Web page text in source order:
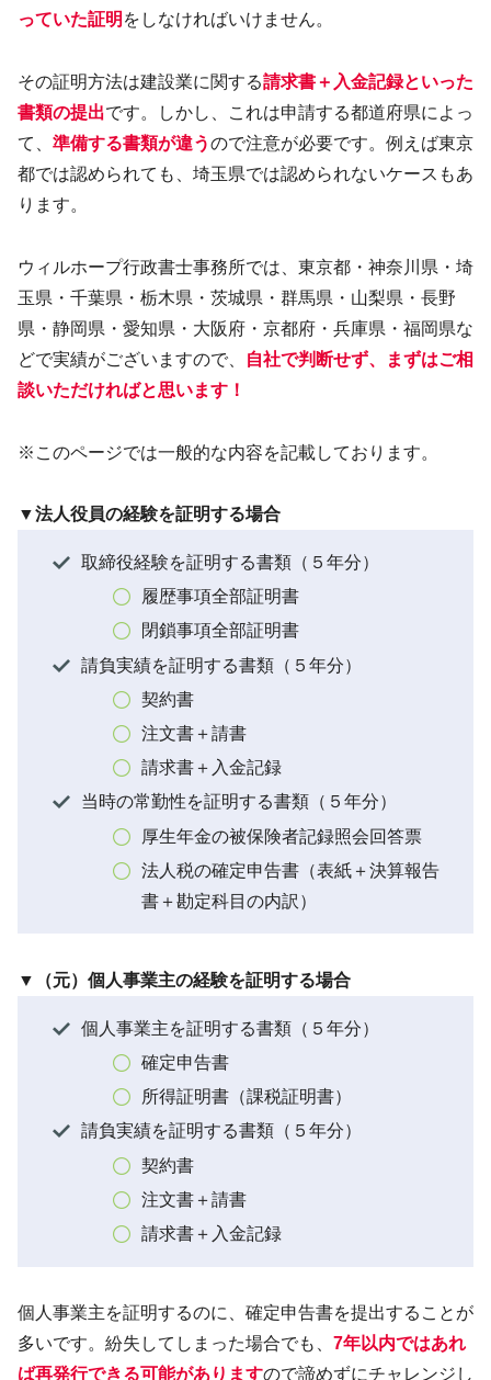
っていた証明 をしなければいけません。
その証明方法は建設業に関する請求書＋入金記録といった
書類の提出です。しかし、これは申請する都道府県によっ
て、 準備する書類が違うので注意が必要です。例えば東京
都では認められても、埼玉県では認められないケースもあ
ります。
ウィルホープ行政書士事務所では、東京都・神奈川県・埼
玉県・千葉県・栃木県・茨城県・群馬県・山梨県・長野
県・静岡県・愛知県・大阪府・京都府・兵庫県・福岡県な
どで実績がございますので、
自社で判断せず、まずはご相
談いただければと思います！
※このページでは一般的な内容を記載しております。
▼法人役員の経験を証明する場合
取締役経験を証明する書類（５年分）
履歴事項全部証明書
閉鎖事項全部証明書
請負実績を証明する書類（５年分）
契約書
注文書＋請書
請求書＋入金記録
当時の常勤性を証明する書類（５年分）
厚生年金の被保険者記録照会回答票
法人税の確定申告書（表紙＋決算報告
書＋勘定科目の内訳）
▼（元）個人事業主の経験を証明する場合
個人事業主を証明する書類（５年分）
確定申告書
所得証明書（課税証明書）
請負実績を証明する書類（５年分）
契約書
注文書＋請書
請求書＋入金記録
個人事業主を証明するのに、確定申告書を提出することが
多いです。紛失してしまった場合でも、 7年以内ではあれ
ば再発行できる可能がありますので諦めずにチャレンジし